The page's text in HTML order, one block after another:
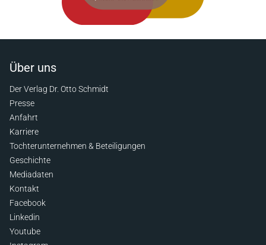
Über uns
Der Verlag Dr. Otto Schmidt
Presse
Anfahrt
Karriere
Tochterunternehmen & Beteiligungen
Geschichte
Mediadaten
Kontakt
Facebook
Linkedin
Youtube